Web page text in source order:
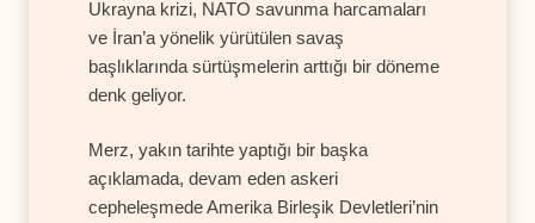
Ukrayna krizi, NATO savunma harcamaları
ve İran’a yönelik yürütülen savaş
başlıklarında sürtüşmelerin arttığı bir döneme
denk geliyor.
Merz, yakın tarihte yaptığı bir başka
açıklamada, devam eden askeri
cepheleşmede Amerika Birleşik Devletleri’nin